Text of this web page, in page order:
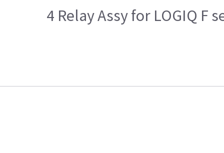
4 Relay Assy for LOGIQ F